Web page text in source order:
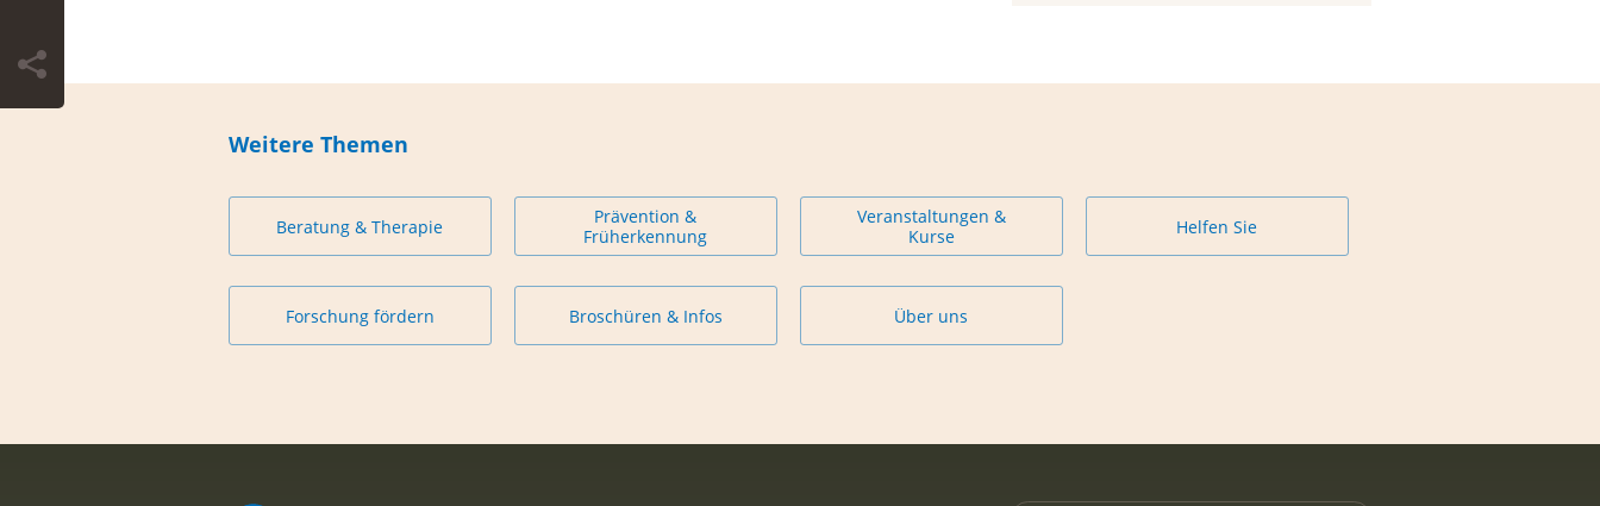
Weitere Themen
Beratung & Therapie
Prävention &
Früherkennung
Veranstaltungen &
Kurse
Helfen Sie
Forschung fördern Broschüren & Infos Über uns